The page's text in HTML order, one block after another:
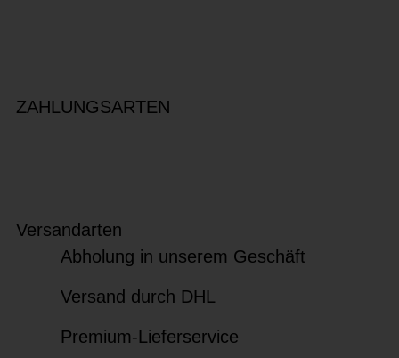
ZAHLUNGSARTEN
Versandarten
Abholung in unserem Geschäft
Versand durch DHL
Premium-Lieferservice